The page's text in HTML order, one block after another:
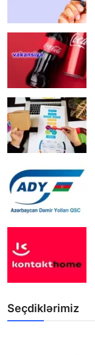
Seçdiklərimiz